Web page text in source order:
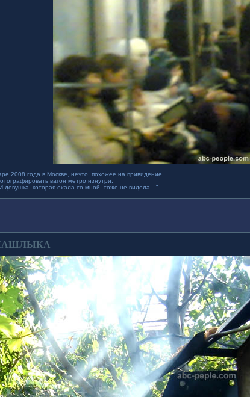
2008 года в Москве, нечто, похожее на привидение.
вагон метро изнутри.
девушка, которая ехала со мной, тоже не видела…"